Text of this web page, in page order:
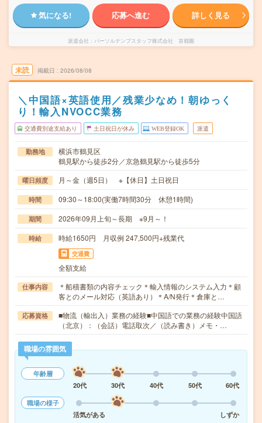
気になる! 応募へ進む 詳しく見る
派遣会社 パーソルテンプスタッフ株式会社 首都圏
未読 掲載日 2026/08/08
＼中国語×英語使用／残業少なめ！朝ゆっく
り！輸入NVOCC業務
交通費別途支給あり 土日祝日が休み WEB登録OK 派遣
勤務地
横浜市鶴見区
鶴見駅から徒歩2分／京急鶴見駅から徒歩5分
曜日頻度 月～金（週5日） ※【休日】土日祝日
時間 09:30～18:00(実働7時間30分 休憩1時間)
期間 2026年09月上旬～長期 ※9月～！
時給 時給1650円 月収例 247,500円+残業代
交通費
全額支給
仕事内容
＊船積書類の内容チェック＊輸入情報のシステム入力＊顧
客とのメール対応（英語あり）＊A/N発行＊倉庫と…
応募資格
■物流（輸出入）業務の経験■中国語での業務の経験中国語
（北京）：（会話）電話取次／（読み書き）メモ・…
職場の雰囲気
年齢層
20代
30代 40代 50代
60代
職場の様子
活気がある
しずか